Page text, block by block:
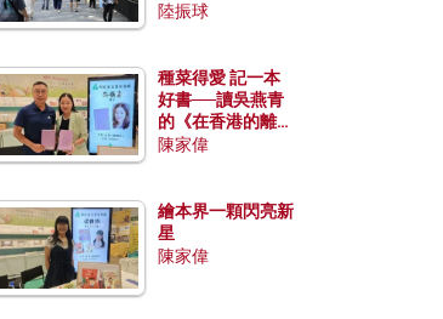
陸振球
種菜得愛 記一本
好書──讀吳燕青
的《在香港的離島
種菜》
陳家偉
繪本界一顆閃亮新
星
陳家偉